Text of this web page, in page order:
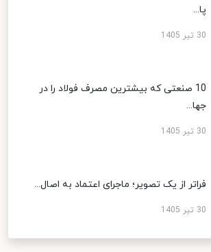
پا...
30 تیر 1405
10 صنعتی که بیشترین مصرف فولاد را در
جها...
30 تیر 1405
فراتر از یک تصویر؛ ماجرای اعتماد به اصال...
30 تیر 1405